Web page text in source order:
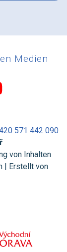
Medien
571 442 090
von Inhalten
| Erstellt von